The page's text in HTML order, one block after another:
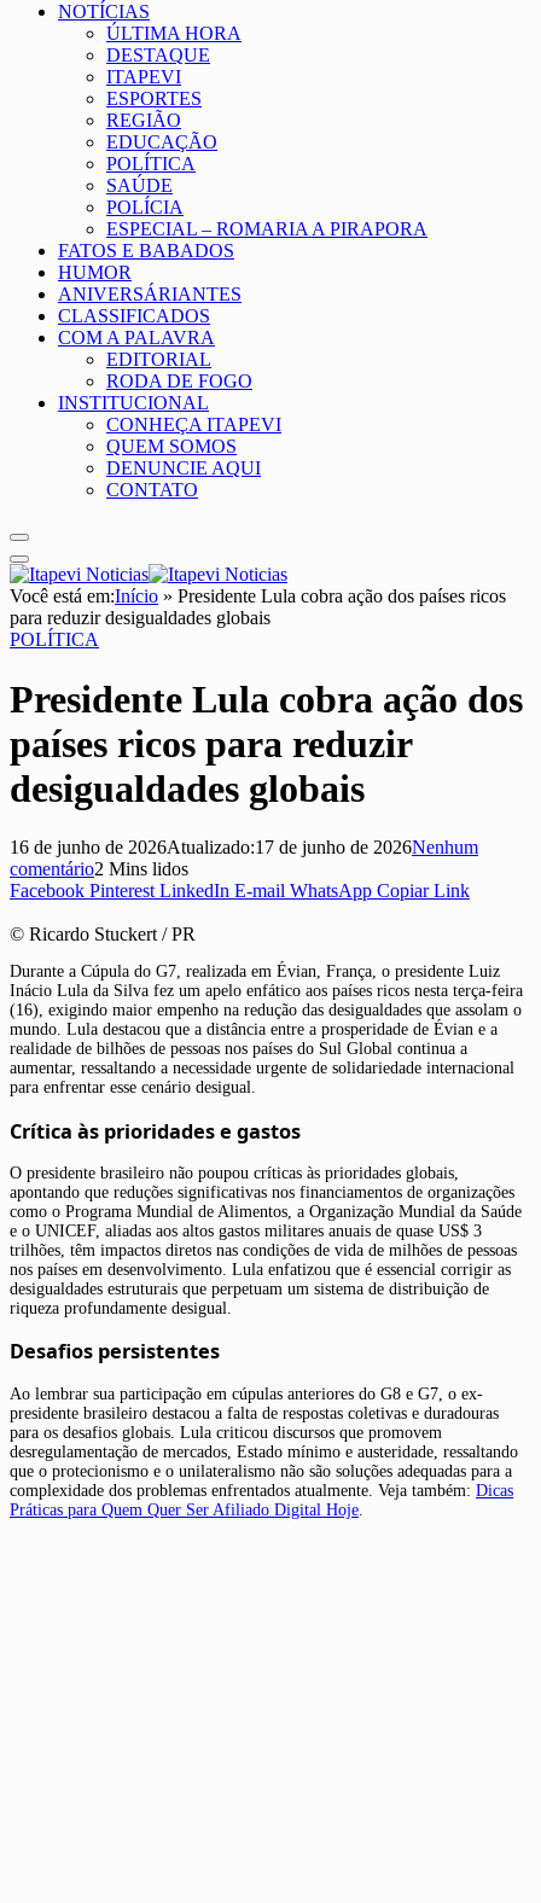
NOTÍCIAS
ÚLTIMA HORA
DESTAQUE
ITAPEVI
ESPORTES
REGIÃO
EDUCAÇÃO
POLÍTICA
SAÚDE
POLÍCIA
ESPECIAL – ROMARIA A PIRAPORA
FATOS E BABADOS
HUMOR
ANIVERSÁRIANTES
CLASSIFICADOS
COM A PALAVRA
EDITORIAL
RODA DE FOGO
INSTITUCIONAL
CONHEÇA ITAPEVI
QUEM SOMOS
DENUNCIE AQUI
CONTATO
Você está em:Início » Presidente Lula cobra ação dos países ricos
para reduzir desigualdades globais
POLÍTICA
Presidente Lula cobra ação dos
países ricos para reduzir
desigualdades globais
16 de junho de 2026Atualizado:17 de junho de 2026Nenhum
comentário2 Mins lidos
Facebook Pinterest LinkedIn E-mail WhatsApp Copiar Link
© Ricardo Stuckert / PR
Durante a Cúpula do G7, realizada em Évian, França, o presidente Luiz
Inácio Lula da Silva fez um apelo enfático aos países ricos nesta terça-feira
(16), exigindo maior empenho na redução das desigualdades que assolam o
mundo. Lula destacou que a distância entre a prosperidade de Évian e a
realidade de bilhões de pessoas nos países do Sul Global continua a
aumentar, ressaltando a necessidade urgente de solidariedade internacional
para enfrentar esse cenário desigual.
Crítica às prioridades e gastos
O presidente brasileiro não poupou críticas às prioridades globais,
apontando que reduções significativas nos financiamentos de organizações
como o Programa Mundial de Alimentos, a Organização Mundial da Saúde
e o UNICEF, aliadas aos altos gastos militares anuais de quase US$ 3
trilhões, têm impactos diretos nas condições de vida de milhões de pessoas
nos países em desenvolvimento. Lula enfatizou que é essencial corrigir as
desigualdades estruturais que perpetuam um sistema de distribuição de
riqueza profundamente desigual.
Desafios persistentes
Ao lembrar sua participação em cúpulas anteriores do G8 e G7, o ex-
presidente brasileiro destacou a falta de respostas coletivas e duradouras
para os desafios globais. Lula criticou discursos que promovem
desregulamentação de mercados, Estado mínimo e austeridade, ressaltando
que o protecionismo e o unilateralismo não são soluções adequadas para a
complexidade dos problemas enfrentados atualmente. Veja também: Dicas
Práticas para Quem Quer Ser Afiliado Digital Hoje